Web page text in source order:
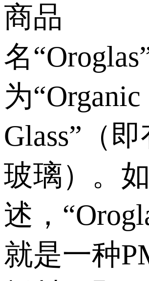
商品
名
为“Organic
Glass”（
玻璃）。
述，
就是一种